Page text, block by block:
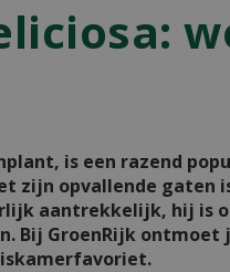
is een razend
zijn opvallende gaten
aantrekkelijk, hij is
Bij GroenRijk ontmoet